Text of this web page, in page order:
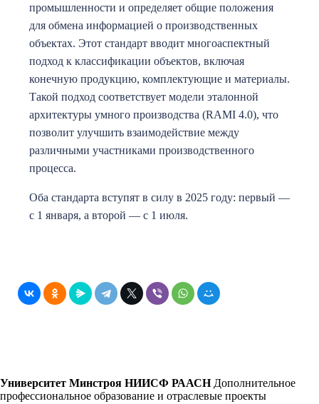
промышленности и определяет общие положения
для обмена информацией о производственных
объектах. Этот стандарт вводит многоаспектный
подход к классификации объектов, включая
конечную продукцию, комплектующие и материалы.
Такой подход соответствует модели эталонной
архитектуры умного производства (RAMI 4.0), что
позволит улучшить взаимодействие между
различными участниками производственного
процесса.
Оба стандарта вступят в силу в 2025 году: первый —
с 1 января, а второй — с 1 июля.
Университет Минстроя НИИСФ РААСН Дополнительное
профессиональное образование и отраслевые проекты